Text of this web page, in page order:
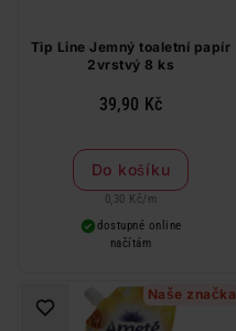
Tip Line Jemný toaletní papír
2vrstvý 8 ks
39,90 Kč
Do košíku
0,30 Kč/ m
dostupné online
načítám
Naše značka